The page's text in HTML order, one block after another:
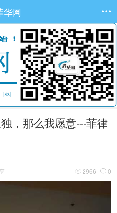
华网 
，那么我愿意---菲律
 2966  0